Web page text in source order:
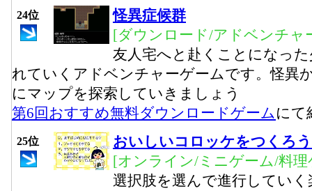
24位
怪異症候群
[ダウンロード/アドベンチャ
友人宅へと赴くことになっ
れていくアドベンチャーゲームです。怪異
にマップを探索していきましょう
第6回おすすめ無料ダウンロードゲームにて
25位
おいしいコロッケをつくろ
[オンライン/ミニゲーム/料
選択肢を選んで進行してい